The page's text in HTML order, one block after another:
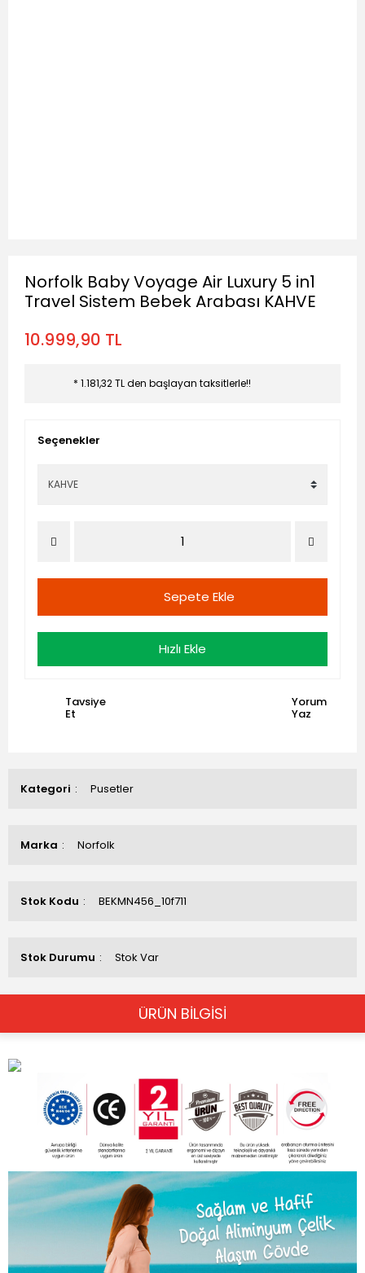
Kategori Pusetler
Marka Norfolk
Stok Kodu BEKMN456_10f711
Stok Durumu Stok Var
Norfolk Baby Voyage Air Luxury 5 in1
Travel Sistem Bebek Arabası KAHVE
10.999,90 TL
* 1.181,32 TL den başlayan taksitlerle!!
Seçenekler
Sepete Ekle
Hızlı Ekle
Tavsiye
Et
Yorum
Yaz
ÜRÜN BİLGİSİ